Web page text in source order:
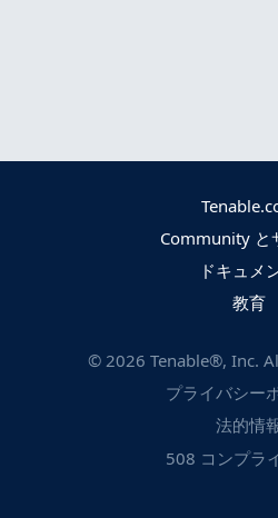
Community と
ドキュメ
教育
© 2026 Tenable®, Inc.
プライバシー
法的情
508 コンプラ